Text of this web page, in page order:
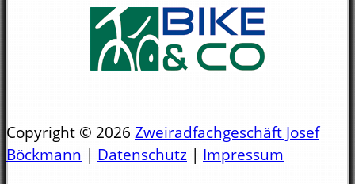
Copyright © 2026 Zweiradfachgeschäft Josef
Böckmann | Datenschutz | Impressum